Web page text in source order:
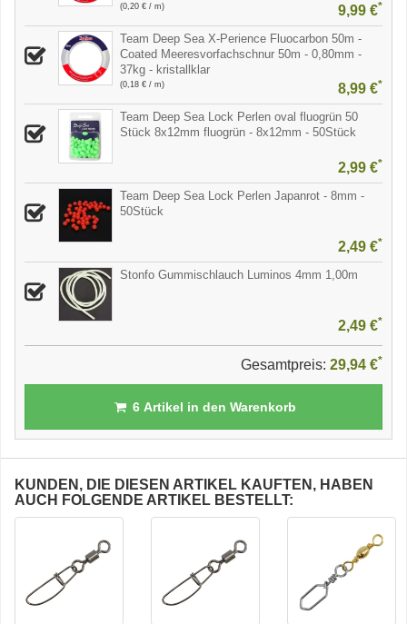
(0,20 € / m) 9,99 €*
Team Deep Sea X-Perience Fluocarbon 50m -
Coated Meeresvorfachschnur 50m - 0,80mm -
37kg - kristallklar
(0,18 € / m) 8,99 €*
Team Deep Sea Lock Perlen oval fluogrün 50
Stück 8x12mm fluogrün - 8x12mm - 50Stück
2,99 €*
Team Deep Sea Lock Perlen Japanrot - 8mm -
50Stück
2,49 €*
Stonfo Gummischlauch Luminos 4mm 1,00m
2,49 €*
Gesamtpreis: 29,94 €*
6Artikel in den Warenkorb
KUNDEN, DIE DIESEN ARTIKEL KAUFTEN, HABEN
AUCH FOLGENDE ARTIKEL BESTELLT: